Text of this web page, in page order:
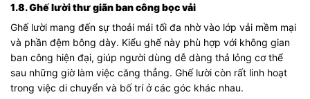
1.8. Ghế lười thư giãn ban công bọc vải
Ghế lười mang đến sự thoải mái tối đa nhờ vào lớp vải mềm mại
và phần đệm bông dày. Kiểu ghế này phù hợp với không gian
ban công hiện đại, giúp người dùng dễ dàng thả lỏng cơ thể
sau những giờ làm việc căng thẳng. Ghế lười còn rất linh hoạt
trong việc di chuyển và bố trí ở các góc khác nhau.